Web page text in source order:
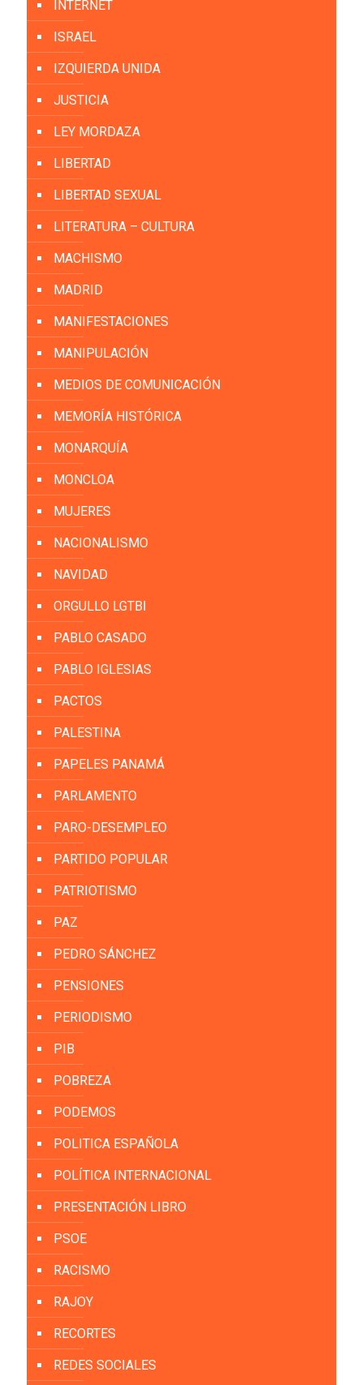
INTERNET
ISRAEL
IZQUIERDA UNIDA
JUSTICIA
LEY MORDAZA
LIBERTAD
LIBERTAD SEXUAL
LITERATURA – CULTURA
MACHISMO
MADRID
MANIFESTACIONES
MANIPULACIÓN
MEDIOS DE COMUNICACIÓN
MEMORÍA HISTÓRICA
MONARQUÍA
MONCLOA
MUJERES
NACIONALISMO
NAVIDAD
ORGULLO LGTBI
PABLO CASADO
PABLO IGLESIAS
PACTOS
PALESTINA
PAPELES PANAMÁ
PARLAMENTO
PARO-DESEMPLEO
PARTIDO POPULAR
PATRIOTISMO
PAZ
PEDRO SÁNCHEZ
PENSIONES
PERIODISMO
PIB
POBREZA
PODEMOS
POLITICA ESPAÑOLA
POLÍTICA INTERNACIONAL
PRESENTACIÓN LIBRO
PSOE
RACISMO
RAJOY
RECORTES
REDES SOCIALES